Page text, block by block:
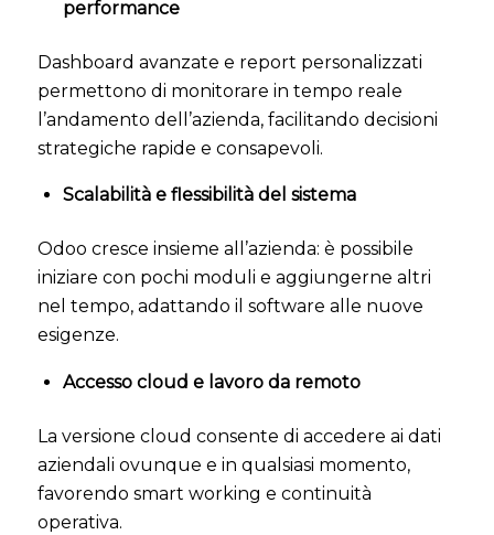
performance
Dashboard avanzate e report personalizzati
permettono di monitorare in tempo reale
l’andamento dell’azienda, facilitando decisioni
strategiche rapide e consapevoli.
Scalabilità e flessibilità del sistema
Odoo cresce insieme all’azienda: è possibile
iniziare con pochi moduli e aggiungerne altri
nel tempo, adattando il software alle nuove
esigenze.
Accesso cloud e lavoro da remoto
La versione cloud consente di accedere ai dati
aziendali ovunque e in qualsiasi momento,
favorendo smart working e continuità
operativa.